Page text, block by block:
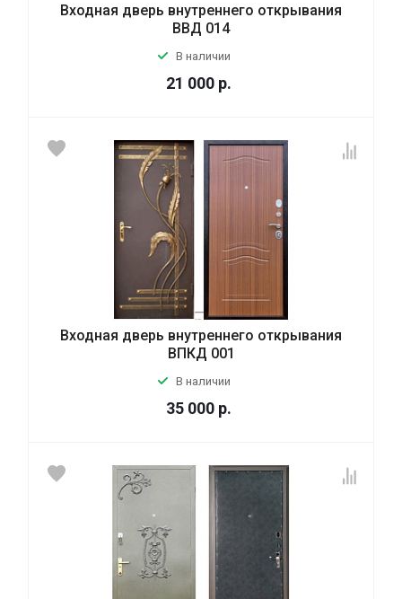
Входная дверь внутреннего открывания
ВВД 014
В наличии
21 000 р.
Входная дверь внутреннего открывания
ВПКД 001
В наличии
35 000 р.